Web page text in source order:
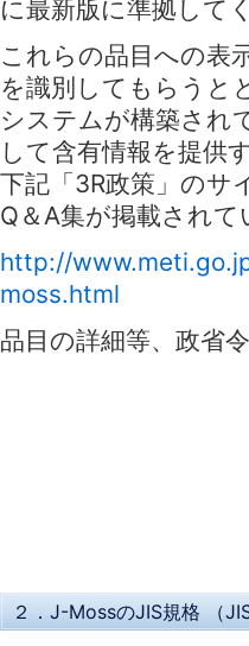
に最新版に準拠して
これらの品目への表
を識別してもらうと
システムが構築され
して含有情報を提供
下記「3R政策」のサ
Q＆A集が掲載されて
http://
moss.html
品目の詳細等、政省
２．J-MossのJIS規格 （